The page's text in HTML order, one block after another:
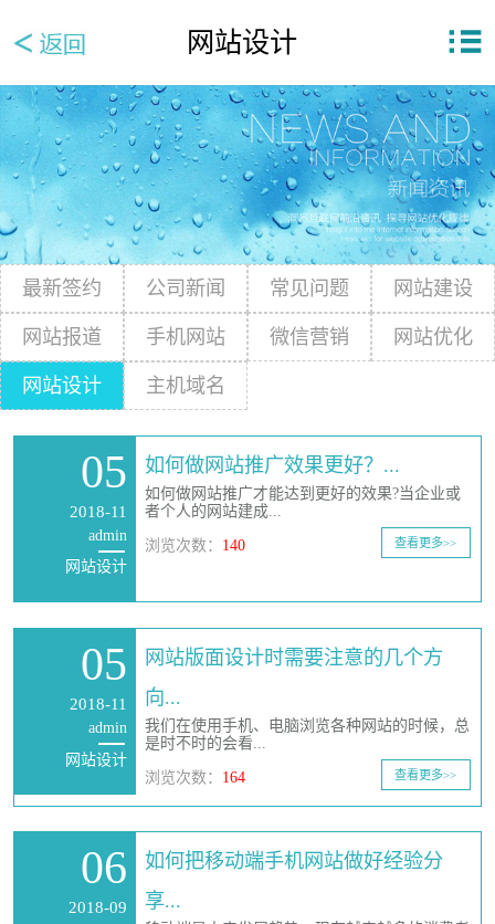
网站设计
最新签约 公司新闻 常见问题 网站建设
网站报道 手机网站 微信营销 网站优化
网站设计 主机域名
05
2018-11
admin
网站设计
如何做网站推广效果更好？...
如何做网站推广才能达到更好的效果?当企业或
者个人的网站建成...
浏览次数： 140 查看更多>>
05
2018-11
admin
网站设计
网站版面设计时需要注意的几个方
向...
我们在使用手机、电脑浏览各种网站的时候，总
是时不时的会看...
浏览次数： 164 查看更多>>
06
2018-09
如何把移动端手机网站做好经验分
享...